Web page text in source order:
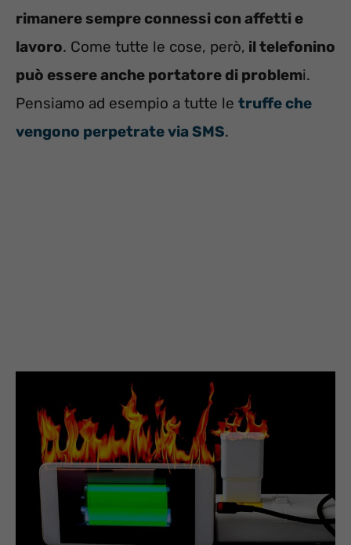
rimanere sempre connessi con affetti e
lavoro. Come tutte le cose, però, il telefonino
può essere anche portatore di problemi.
Pensiamo ad esempio a tutte le truffe che
vengono perpetrate via SMS.